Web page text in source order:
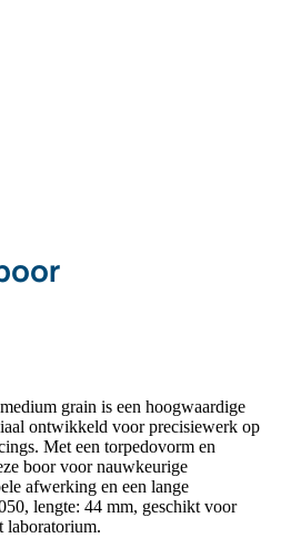
grain is een hoogwaardige
ontwikkeld voor precisiewerk op
Met een torpedovorm en
boor voor nauwkeurige
afwerking en een lange
lengte: 44 mm, geschikt voor
laboratorium.